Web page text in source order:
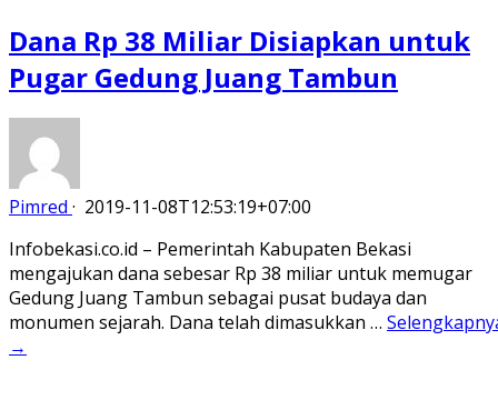
Dana Rp 38 Miliar Disiapkan untuk
Pugar Gedung Juang Tambun
Pimred · 2019-11-08T12:53:19+07:00
Infobekasi.co.id – Pemerintah Kabupaten Bekasi
mengajukan dana sebesar Rp 38 miliar untuk memugar
Gedung Juang Tambun sebagai pusat budaya dan
monumen sejarah. Dana telah dimasukkan …
→